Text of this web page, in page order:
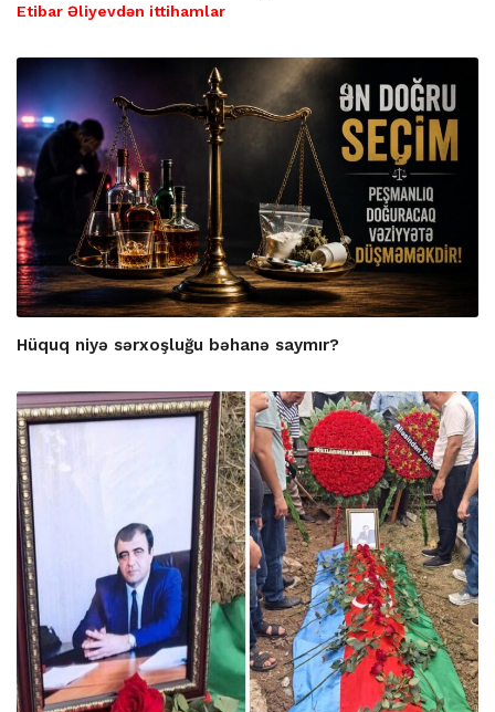
Etibar Əliyevdən ittihamlar
Hüquq niyə sərxoşluğu bəhanə saymır?